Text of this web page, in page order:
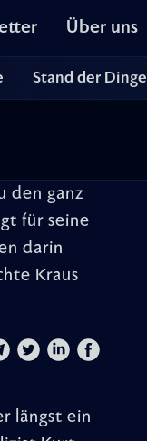
Über uns
Stand der Dinge
den ganz
für seine
darin
Kraus
längst ein